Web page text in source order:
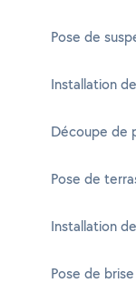
Pose de
Installation
Découpe de
Pose de
Installation
Pose de